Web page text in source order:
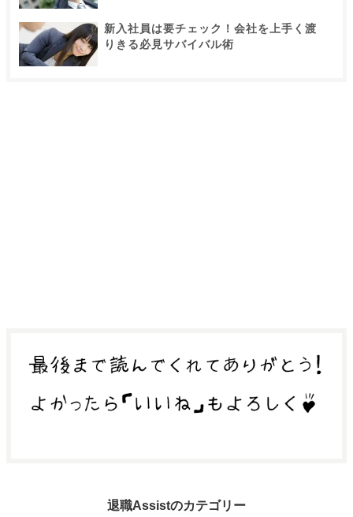
新入社員は要チェック！会社を上手く渡
りきる必見サバイバル術
退職Assistのカテゴリー